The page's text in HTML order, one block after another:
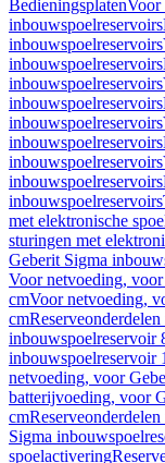
BedieningsplatenVoor
inbouwspoelreservoirs
inbouwspoelreservoirs
inbouwspoelreservoirs
inbouwspoelreservoirs
inbouwspoelreservoirs
inbouwspoelreservoirs
inbouwspoelreservoirs
inbouwspoelreservoirs
inbouwspoelreservoirs
inbouwspoelreservoirs
met elektronische
sturingen met
Geberit Sigma
Voor netvoeding,
cmVoor netvoeding,
cm
inbouwspoelreservoir
inbouwspoelreservoir
netvoeding, voor
batterijvoeding, voor
cm
Sigma
spoelactivering